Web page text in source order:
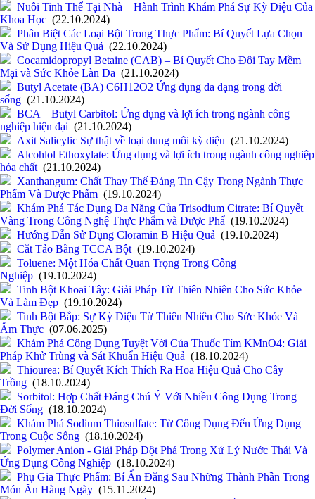
Nuôi Tinh Thể Tại Nhà – Hành Trình Khám Phá Sự Kỳ Diệu Của
Khoa Học (22.10.2024)
Phân Biệt Các Loại Bột Trong Thực Phẩm: Bí Quyết Lựa Chọn
Và Sử Dụng Hiệu Quả (22.10.2024)
Cocamidopropyl Betaine (CAB) – Bí Quyết Cho Đôi Tay Mềm
Mại và Sức Khỏe Làn Da (21.10.2024)
Butyl Acetate (BA) C6H12O2 Ứng dụng đa dạng trong đời
sống (21.10.2024)
BCA – Butyl Carbitol: Ứng dụng và lợi ích trong ngành công
nghiệp hiện đại (21.10.2024)
Axit Salicylic Sự thật về loại dung môi kỳ diệu (21.10.2024)
Alcohlol Ethoxylate: Ứng dụng và lợi ích trong ngành công nghiệp
hóa chất (21.10.2024)
Xanthangum: Chất Thay Thế Đáng Tin Cậy Trong Ngành Thực
Phẩm Và Dược Phẩm (19.10.2024)
Khám Phá Tác Dụng Đa Năng Của Trisodium Citrate: Bí Quyết
Vàng Trong Công Nghệ Thực Phẩm và Dược Phẩ (19.10.2024)
Hướng Dẫn Sử Dụng Cloramin B Hiệu Quả (19.10.2024)
Cắt Tảo Bằng TCCA Bột (19.10.2024)
Toluene: Một Hóa Chất Quan Trọng Trong Công
Nghiệp (19.10.2024)
Tinh Bột Khoai Tây: Giải Pháp Từ Thiên Nhiên Cho Sức Khỏe
Và Làm Đẹp (19.10.2024)
Tinh Bột Bắp: Sự Kỳ Diệu Từ Thiên Nhiên Cho Sức Khỏe Và
Ẩm Thực (07.06.2025)
Khám Phá Công Dụng Tuyệt Vời Của Thuốc Tím KMnO4: Giải
Pháp Khử Trùng và Sát Khuẩn Hiệu Quả (18.10.2024)
Thiourea: Bí Quyết Kích Thích Ra Hoa Hiệu Quả Cho Cây
Trồng (18.10.2024)
Sorbitol: Hợp Chất Đáng Chú Ý Với Nhiều Công Dụng Trong
Đời Sống (18.10.2024)
Khám Phá Sodium Thiosulfate: Từ Công Dụng Đến Ứng Dụng
Trong Cuộc Sống (18.10.2024)
Polymer Anion - Giải Pháp Đột Phá Trong Xử Lý Nước Thải Và
Ứng Dụng Công Nghiệp (18.10.2024)
Phụ Gia Thực Phẩm: Bí Ẩn Đằng Sau Những Thành Phần Trong
Món Ăn Hàng Ngày (15.11.2024)